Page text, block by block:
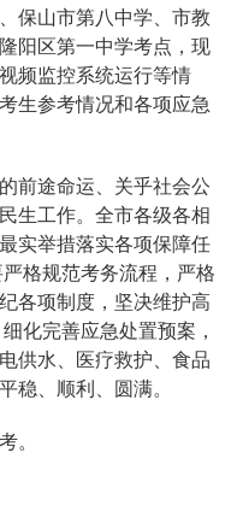
山市第八中学、市教
阳区第一中学考点，现
频监控系统运行等情
生参考情况和各项应急
途命运、关乎社会公
生工作。全市各级各相
实举措落实各项保障任
格规范考务流程，严格
各项制度，坚决维护高
化完善应急处置预案，
供水、医疗救护、食品
稳、顺利、圆满。
。